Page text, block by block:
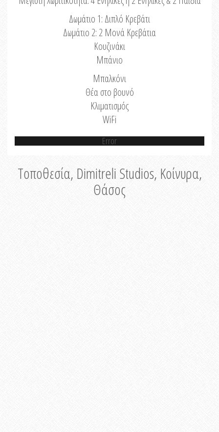
Δωμάτιο 1: Διπλό Κρεβάτι
Δωμάτιο 2: 2 Μονά Κρεβάτια
Κουζινάκι
Μπάνιο
Μπαλκόνι
Θέα στο βουνό
Κλιματισμός
WiFi
Error
Τοποθεσία, Dimitreli Studios, Κοίνυρα,
Θάσος